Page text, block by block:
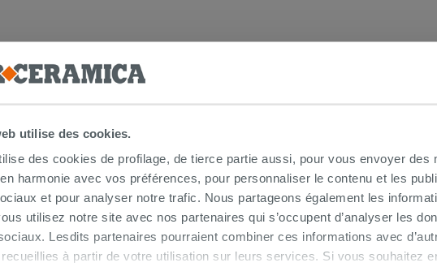
utilise des cookies.
des cookies de profilage, de tierce partie aussi, pour vous envoyer des
harmonie avec vos préférences, pour personnaliser le contenu et les
et pour analyser notre trafic. Nous partageons également les
utilisez notre site avec nos partenaires qui s’occupent d’analyser les
Lesdits partenaires pourraient combiner ces informations avec
recueillies à partir de votre utilisation sur leurs services. Si vous souhaitez
ACHETÉ CE PRODUIT ONT